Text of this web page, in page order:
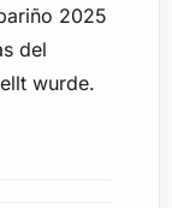
2025
del
wurde.